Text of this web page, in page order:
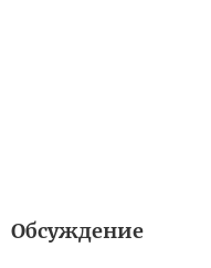
Обсуждение